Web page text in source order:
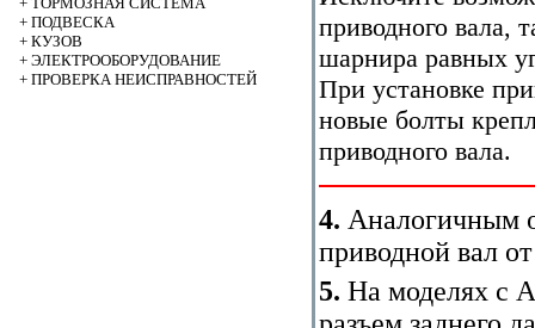
+ ПОДВЕСКА
+ КУЗОВ
+ ЭЛЕКТРООБОРУДОВАНИЕ
+ ПРОВЕРКА НЕИСПРАВНОСТЕЙ
приводного вала,
шарнира равных
При установке
новые болты
приводного вала.
4. Аналогичным
приводной вал
5. На моделях с